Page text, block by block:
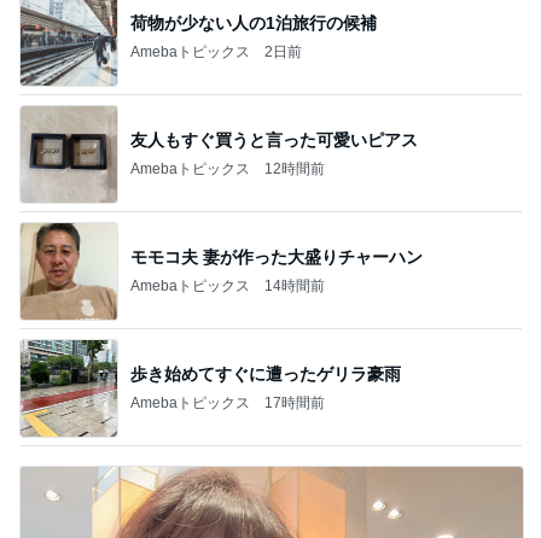
荷物が少ない人の1泊旅行の候補
Amebaトピックス 2日前
友人もすぐ買うと言った可愛いピアス
Amebaトピックス 12時間前
モモコ夫 妻が作った大盛りチャーハン
Amebaトピックス 14時間前
歩き始めてすぐに遭ったゲリラ豪雨
Amebaトピックス 17時間前